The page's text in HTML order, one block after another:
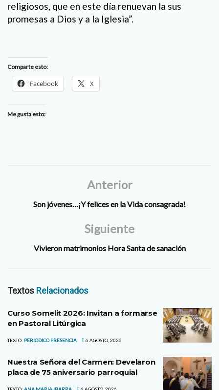
religiosos, que en este día renuevan la sus
promesas a Dios y a la Iglesia”.
Comparte esto:
Facebook X
Me gusta esto:
Anterior
Son jóvenes…¡Y felices en la Vida consagrada!
Siguiente
Vivieron matrimonios Hora Santa de sanación
Textos Relacionados
Curso Somelit 2026: Invitan a formarse
en Pastoral Litúrgica
TEXTO: PERIODICO PRESENCIA 6 AGOSTO, 2026
Nuestra Señora del Carmen: Develaron
placa de 75 aniversario parroquial